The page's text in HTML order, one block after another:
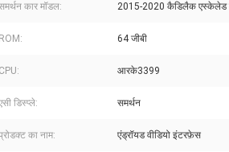
कार मॉडल: 2015-2020 कैडिलैक एस्केलेड
ROM: 64 जीबी
CPU: आरके3399
डिस्प्ले: समर्थन
का नाम: एंड्रॉयड वीडियो इंटरफ़ेस